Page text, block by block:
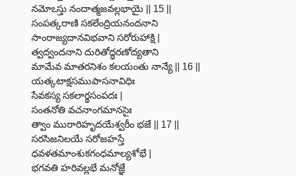
నమోఽస్తు నందాత్మజవల్లభాయై || 15 ||
సంపత్కరాణి సకలేంద్రియనందనాని
సాంరాజ్యదానవిభవాని సరోరుహాక్షి |
త్వద్వందనాని దురితోద్ధరణోద్యతాని
మామేవ మాతరనిశం కలయంతు నాన్యే || 16 ||
యత్కటాక్షసముపాసనావిధిః
సేవకస్య సకలార్థసంపదః |
సంతనోతి వచనాంగమానసైః
త్వాం మురారిహృదయేశ్వరీం భజే || 17 ||
సరసిజనిలయే సరోజహస్తే
ధవళతమాంశుకగంధమాల్యశోభే |
భగవతి హరివల్లభే మనోజ్ఞే